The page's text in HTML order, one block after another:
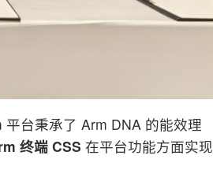
台秉承了 Arm DNA 的能效理
终端 CSS 在平台功能方面实现